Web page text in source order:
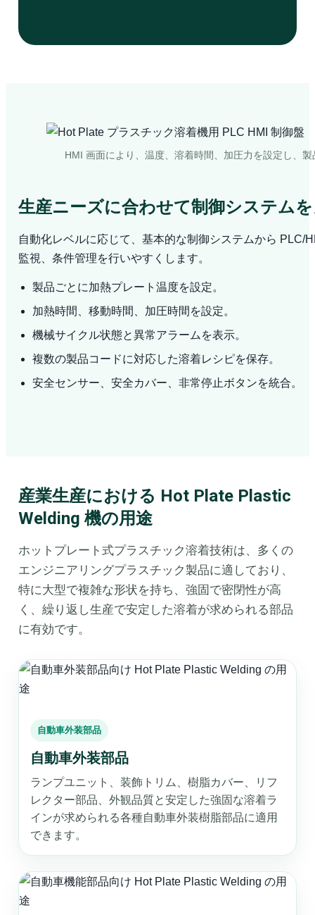
HMI 画面により、温度、溶着時間、加圧力を設定し、
生産ニーズに合わせて制御システム
自動化レベルに応じて、基本的な制御システムから PLC/
監視、条件管理を行いやすくします。
製品ごとに加熱プレート温度を設定。
加熱時間、移動時間、加圧時間を設定。
機械サイクル状態と異常アラームを表示。
複数の製品コードに対応した溶着レシピを保存。
安全センサー、安全カバー、非常停止ボタンを統合。
産業生産における Hot Plate Plastic
Welding 機の用途
ホットプレート式プラスチック溶着技術は、多くの
エンジニアリングプラスチック製品に適しており、
特に大型で複雑な形状を持ち、強固で密閉性が高
く、繰り返し生産で安定した溶着が求められる部品
に有効です。
自動車外装部品
自動車外装部品
ランプユニット、装飾トリム、樹脂カバー、リフ
レクター部品、外観品質と安定した強固な溶着ラ
インが求められる各種自動車外装樹脂部品に適用
できます。